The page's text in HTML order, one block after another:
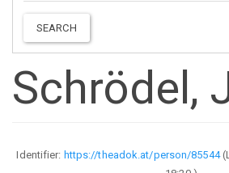
SEARCH
Schrödel,
Identifier: https://theadok.at/person/85544